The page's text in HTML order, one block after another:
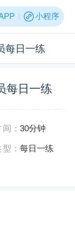
小程序
每日一练
每日一练
：30分钟
：每日一练